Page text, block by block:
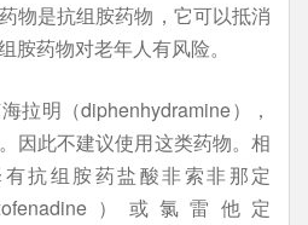
物是抗组胺药物，它可以抵消
胺药物对老年人有风险。
拉明（diphenhydramine），
因此不建议使用这类药物。相
抗组胺药盐酸非索非那定
）或氯雷他定